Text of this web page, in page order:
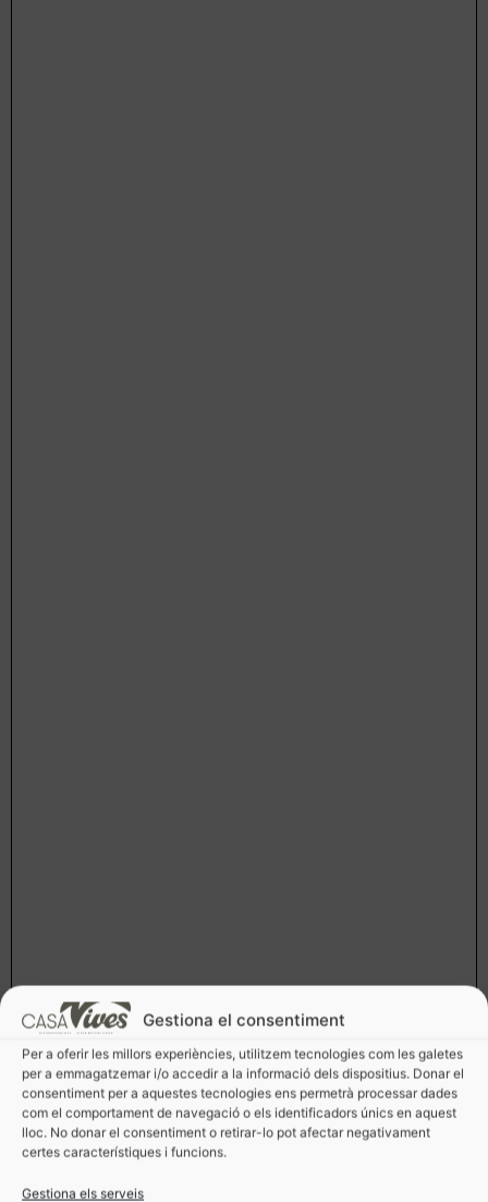
Gestiona el consentiment
Per a oferir les millors experiències, utilitzem tecnologies com les galetes
per a emmagatzemar i/o accedir a la informació dels dispositius. Donar el
consentiment per a aquestes tecnologies ens permetrà processar dades
com el comportament de navegació o els identificadors únics en aquest
lloc. No donar el consentiment o retirar-lo pot afectar negativament
certes característiques i funcions.
Gestiona els serveis